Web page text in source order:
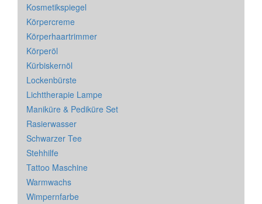
Kosmetikspiegel
Körpercreme
Körperhaartrimmer
Körperöl
Kürbiskernöl
Lockenbürste
Lichttherapie Lampe
Maniküre & Pediküre Set
Rasierwasser
Schwarzer Tee
Stehhilfe
Tattoo Maschine
Warmwachs
Wimpernfarbe